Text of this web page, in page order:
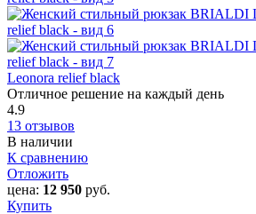
Leonora relief black
Отличное решение на каждый день
4.9
13 отзывов
В наличии
К сравнению
Отложить
цена: 12 950 руб.
Купить